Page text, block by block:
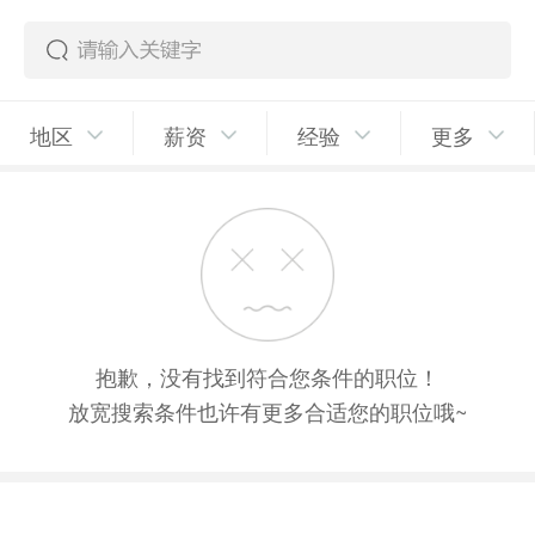
地区 薪资 经验 更多
抱歉，没有找到符合您条件的职位！
放宽搜索条件也许有更多合适您的职位哦~